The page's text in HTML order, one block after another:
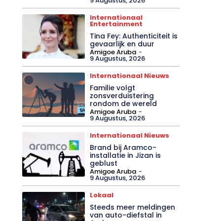
Internationaal
Entertainment
Tina Fey: Authenticiteit is
gevaarlijk en duur
Amigoe Aruba -
9 Augustus, 2026
Internationaal Nieuws
Familie volgt
zonsverduistering
rondom de wereld
Amigoe Aruba -
9 Augustus, 2026
Internationaal Nieuws
Brand bij Aramco-
installatie in Jizan is
geblust
Amigoe Aruba -
9 Augustus, 2026
Lokaal
Steeds meer meldingen
van auto-diefstal in